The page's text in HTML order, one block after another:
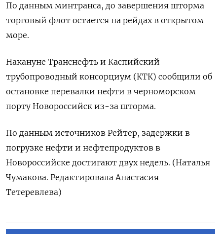
По данным минтранса, до завершения шторма
торговый флот остается на рейдах в открытом
море.
Накануне Транснефть и Каспийский
трубопроводный консорциум (КТК) сообщили об
остановке перевалки нефти в черноморском
порту Новороссийск из-за шторма.
По данным источников Рейтер, задержки в
погрузке нефти и нефтепродуктов в
Новороссийске достигают двух недель. (Наталья
Чумакова. Редактировала Анастасия
Тетеревлева)